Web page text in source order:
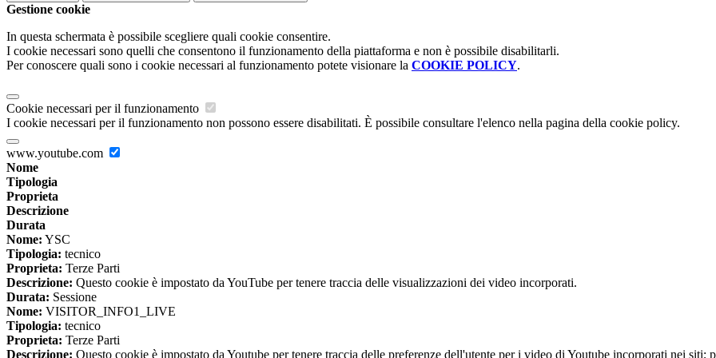
Gestione cookie
In questa schermata è possibile scegliere quali cookie consentire.
I cookie necessari sono quelli che consentono il funzionamento della piattaforma e non è possibile disabilitarli.
Per conoscere quali sono i cookie necessari al funzionamento potete visionare la COOKIE POLICY.
Cookie necessari per il funzionamento
I cookie necessari per il funzionamento non possono essere disabilitati. È possibile consultare l'elenco nella pagina della cookie policy.
www.youtube.com
Nome
Tipologia
Proprieta
Descrizione
Durata
Nome: YSC
Tipologia: tecnico
Proprieta: Terze Parti
Descrizione: Questo cookie è impostato da YouTube per tenere traccia delle visualizzazioni dei video incorporati.
Durata: Sessione
Nome: VISITOR_INFO1_LIVE
Tipologia: tecnico
Proprieta: Terze Parti
Descrizione: Questo cookie è impostato da Youtube per tenere traccia delle preferenze dell'utente per i video di Youtube incorporati nei